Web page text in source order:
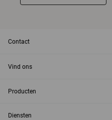
Contact
Vind ons
Producten
Diensten